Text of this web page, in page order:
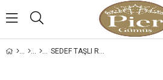
SEDEF TAŞLI RENKLI İNCI GÜMÜŞ KOLYE